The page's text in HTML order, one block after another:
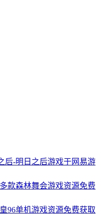
后-明日之后游戏于网易游
款森林舞会游戏资源免费
96单机游戏资源免费获取